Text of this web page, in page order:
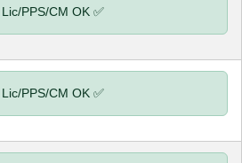
Lic/PPS/CM OK ✅
Lic/PPS/CM OK ✅